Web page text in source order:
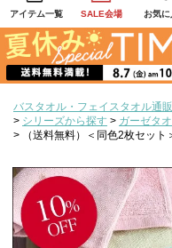
アイテム一覧 SALE会場 お気に
バスタオル・フェイスタオル通
シリーズから探す
ガーゼタ
（送料無料）＜同色2枚セッ